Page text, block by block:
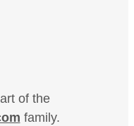
of the
family.